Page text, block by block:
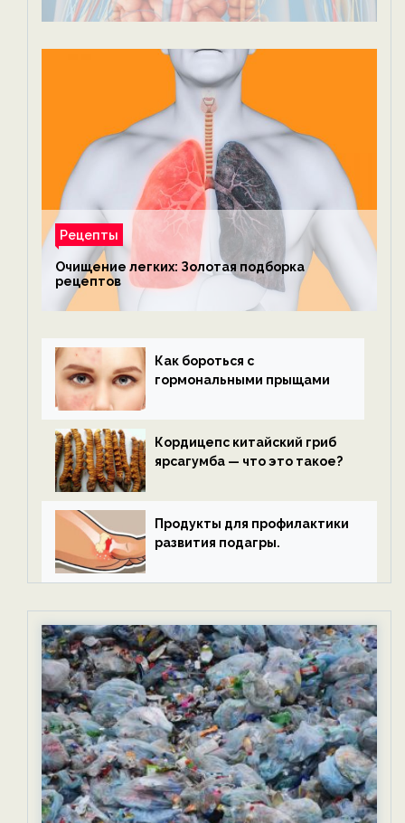
Рецепты
Очищение легких: Золотая подборка
рецептов
Как бороться с
гормональными прыщами
Кордицепс китайский гриб
ярсагумба — что это такое?
Продукты для профилактики
развития подагры.